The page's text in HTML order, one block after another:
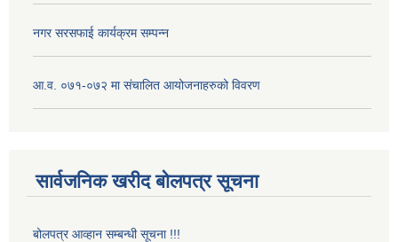
नगर सरसफाई कार्यक्रम सम्पन्न
आ.व. ०७१-०७२ मा संचालित आयोजनाहरुको विवरण
सार्वजनिक खरीद बोलपत्र सूचना
बोलपत्र आव्हान सम्बन्धी सूचना !!!